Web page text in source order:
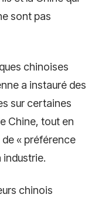
sont pas
chinoises
a instauré des
sur certaines
Chine, tout en
« préférence
industrie.
chinois